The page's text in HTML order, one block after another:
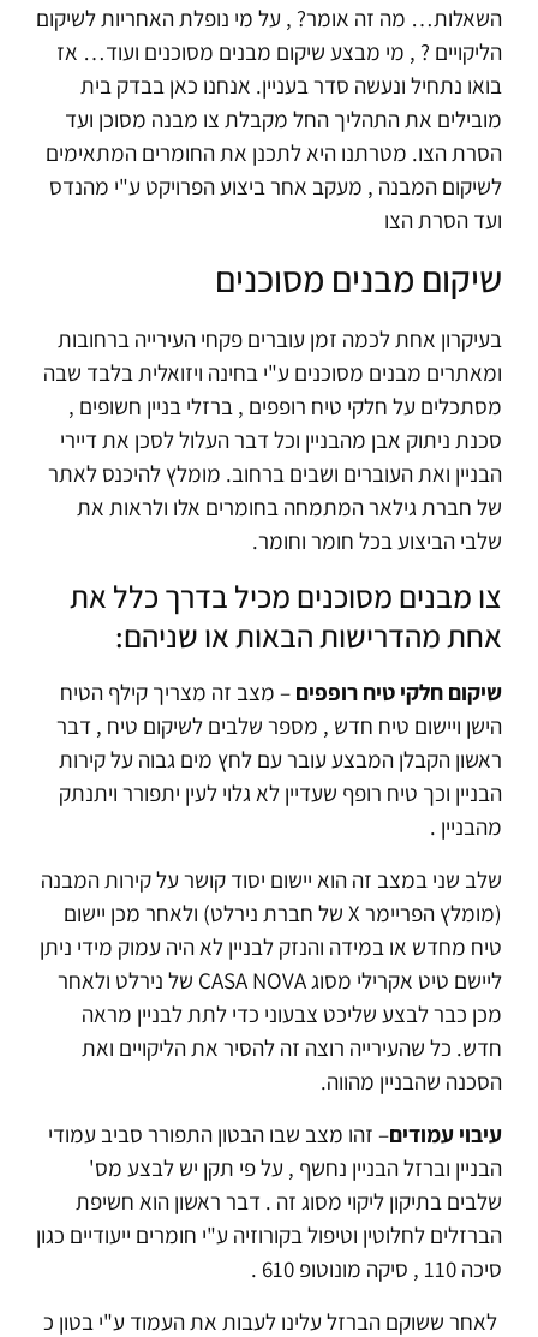
השאלות… מה זה אומר? , על מי נופלת האחריות לשיקום
הליקויים ? , מי מבצע שיקום מבנים מסוכנים ועוד… אז
בואו נתחיל ונעשה סדר בעניין. אנחנו כאן בבדק בית
מובילים את התהליך החל מקבלת צו מבנה מסוכן ועד
הסרת הצו. מטרתנו היא לתכנן את החומרים המתאימים
לשיקום המבנה , מעקב אחר ביצוע הפרויקט ע"י מהנדס
ועד הסרת הצו
שיקום מבנים מסוכנים
בעיקרון אחת לכמה זמן עוברים פקחי העירייה ברחובות
ומאתרים מבנים מסוכנים ע"י בחינה ויזואלית בלבד שבה
מסתכלים על חלקי טיח רופפים , ברזלי בניין חשופים ,
סכנת ניתוק אבן מהבניין וכל דבר העלול לסכן את דיירי
הבניין ואת העוברים ושבים ברחוב.מומלץ להיכנס לאתר
של חברת גילאר המתמחה בחומרים אלו ולראות את
שלבי הביצוע בכל חומר וחומר.
צו מבנים מסוכנים מכיל בדרך כלל את
אחת מהדרישות הבאות או שניהם:
שיקום חלקי טיח רופפים– מצב זה מצריך קילף הטיח
הישן ויישום טיח חדש , מספר שלבים לשיקום טיח , דבר
ראשון הקבלן המבצע עובר עם לחץ מים גבוה על קירות
הבניין וכך טיח רופף שעדיין לא גלוי לעין יתפורר ויתנתק
מהבניין .
שלב שני במצב זה הוא יישום יסוד קושר על קירות המבנה
(מומלץ הפריימר X של חברת נירלט) ולאחר מכן יישום
טיח מחדש או במידה והנזק לבניין לא היה עמוק מידי ניתן
ליישם טיט אקרילי מסוג CASA NOVA של נירלט ולאחר
מכן כבר לבצע שליכט צבעוני כדי לתת לבניין מראה
חדש. כל שהעירייה רוצה זה להסיר את הליקויים ואת
הסכנה שהבניין מהווה.
עיבוי עמודים– זהו מצב שבו הבטון התפורר סביב עמודי
הבניין וברזל הבניין נחשף , על פי תקן יש לבצע מס'
שלבים בתיקון ליקוי מסוג זה . דבר ראשון הוא חשיפת
הברזלים לחלוטין וטיפול בקורוזיה ע"י חומרים ייעודיים כגון
סיכה 110 , סיקה מונוטופ 610 .
לאחר ששוקם הברזל עלינו לעבות את העמוד ע"י בטון כ